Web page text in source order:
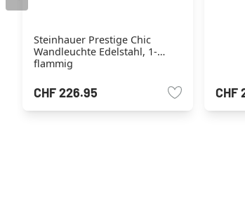
Steinhauer Prestige Chic
Wandleuchte Edelstahl, 1-
flammig
CHF 226.95 CHF